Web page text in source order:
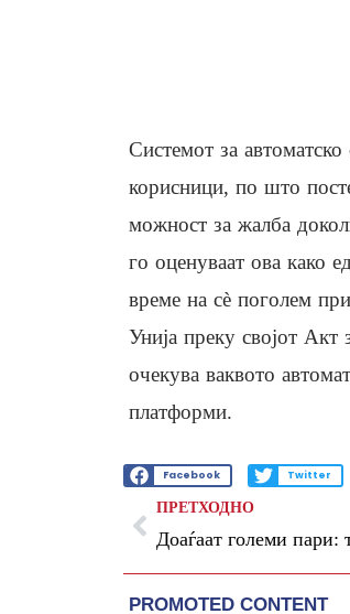
Системот за
корисници, по што
можност за жалба
го оценуваат ова како
време на сè поголем
Унија преку својот Акт
очекува ваквото
платформи.
Facebook Twitter
ПРЕТХОДНО